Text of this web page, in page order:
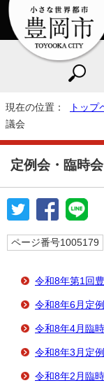
現在の位置： トップ
議会
定例会・臨時
ページ番号1005179
令和8年第1回
令和8年6月定
令和8年4月臨
令和8年3月定
令和8年2月臨